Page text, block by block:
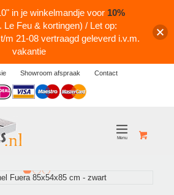
Showroom afspraak Contact
Logos
1 2
in je winkelmandje voor 10%
Le Feu & kortingen) / Let op:
m 21-08 vertraagd geleverd i.v.m.
vakantie